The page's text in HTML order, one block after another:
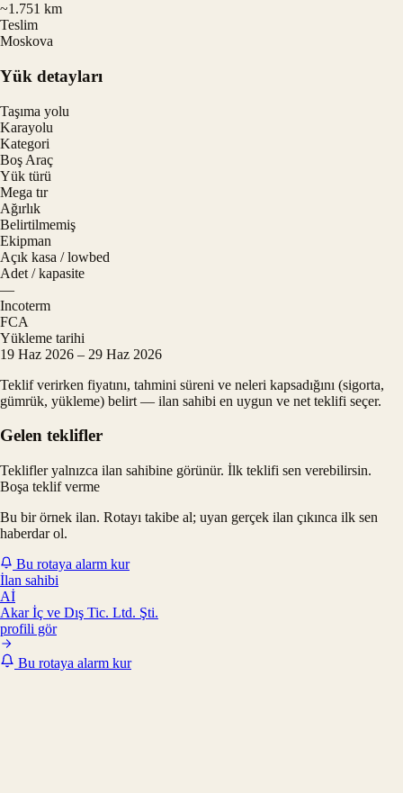
~1.751 km
Teslim
Moskova
Yük detayları
Taşıma yolu
Karayolu
Kategori
Boş Araç
Yük türü
Mega tır
Ağırlık
Belirtilmemiş
Ekipman
Açık kasa / lowbed
Adet / kapasite
—
Incoterm
FCA
Yükleme tarihi
19 Haz 2026 – 29 Haz 2026
Teklif verirken fiyatını, tahmini süreni ve neleri kapsadığını (sigorta,
gümrük, yükleme) belirt — ilan sahibi en uygun ve net teklifi seçer.
Gelen teklifler
Teklifler yalnızca ilan sahibine görünür. İlk teklifi sen verebilirsin.
Boşa teklif verme
Bu bir örnek ilan. Rotayı takibe al; uyan gerçek ilan çıkınca ilk sen
haberdar ol.
Bu rotaya alarm kur
İlan sahibi
Aİ
Akar İç ve Dış Tic. Ltd. Şti.
profili gör
Bu rotaya alarm kur